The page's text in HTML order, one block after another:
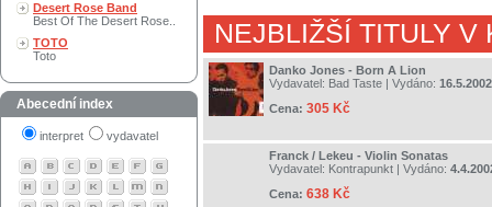
Desert Rose Band
Best Of The Desert Rose..
TOTO
Toto
Abecední index
interpret vydavatel
NEJBLIŽŠÍ TITULY V
Danko Jones - Born A Lion
Vydavatel: Bad Taste | Vydáno: 16.5.2002
Cena: 305 Kč
Franck / Lekeu - Violin Sonatas
Vydavatel: Kontrapunkt | Vydáno:
Cena: 638 Kč